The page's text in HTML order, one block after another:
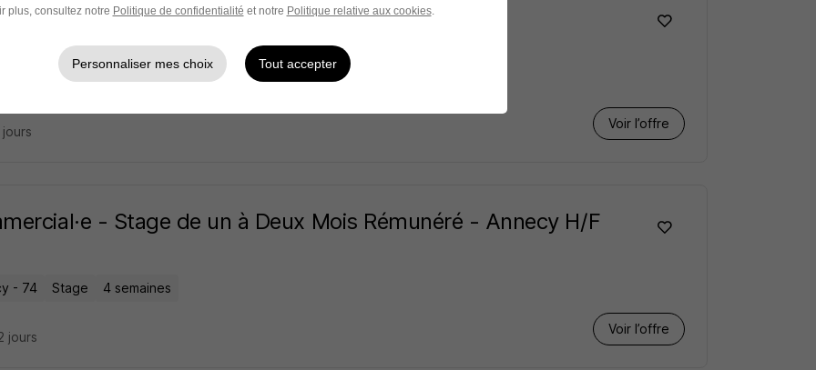
Contrôleur de Gestion H/F
Chéran - 74 Stage 2 mois
Voir l’offre
- Stage de un à Deux Mois Rémunéré - Annecy H/F
- 74 Stage 4 semaines
Voir l’offre
jours
plus, consultez notre Politique de confidentialité et notre Politique relative aux cookies.
Personnaliser mes choix Tout accepter